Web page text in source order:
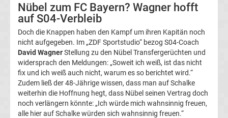
Transfergerüchte
Transferticker
-
Meldungen
Nübel zum FC Bayern? Wagner hofft
auf S04-Verbleib
Doch die Knappen haben den Kampf um ihren Kapitän noch
nicht aufgegeben. Im „ZDF Sportstudio“ bezog S04-Coach
David WagnerStellung zu den Nübel Transfergerüchten und
widersprach den Meldungen: „Soweit ich weiß, ist das nicht
fix und ich weiß auch nicht, warum es so berichtet wird.“
Zudem ließ der 48-Jährige wissen, dass man auf Schalke
weiterhin die Hoffnung hegt, dass Nübel seinen Vertrag doch
noch verlängern könnte: „Ich würde mich wahnsinnig freuen,
alle hier auf Schalke würden sich wahnsinnig freuen.“